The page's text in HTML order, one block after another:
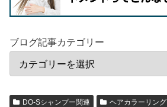
ブログ記事カテゴリー
DO-Sシャンプー関連
ヘアカラーリング